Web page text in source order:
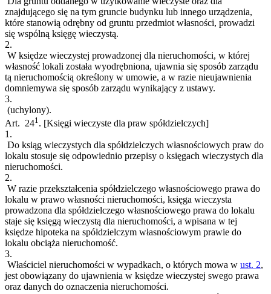
znajdującego się na tym gruncie budynku lub innego urządzenia,
które stanowią odrębny od gruntu przedmiot własności, prowadzi
się wspólną księgę wieczystą.
2.
W księdze wieczystej prowadzonej dla nieruchomości, w której
własność lokali została wyodrębniona, ujawnia się sposób zarządu
tą nieruchomością określony w umowie, a w razie nieujawnienia
domniemywa się sposób zarządu wynikający z ustawy.
3.
(uchylony).
Art. 241 . [Księgi wieczyste dla praw spółdzielczych]
1.
Do ksiąg wieczystych dla spółdzielczych własnościowych praw do
lokalu stosuje się odpowiednio przepisy o księgach wieczystych dla
nieruchomości.
2.
W razie przekształcenia spółdzielczego własnościowego prawa do
lokalu w prawo własności nieruchomości, księga wieczysta
prowadzona dla spółdzielczego własnościowego prawa do lokalu
staje się księgą wieczystą dla nieruchomości, a wpisana w tej
księdze hipoteka na spółdzielczym własnościowym prawie do
lokalu obciąża nieruchomość.
3.
Właściciel nieruchomości w wypadkach, o których mowa w ust. 2,
jest obowiązany do ujawnienia w księdze wieczystej swego prawa
oraz danych do oznaczenia nieruchomości.